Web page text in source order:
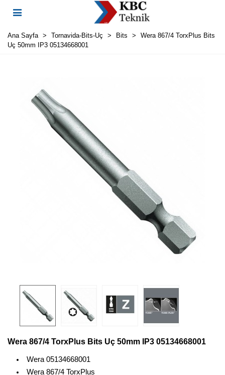
Ana Sayfa > Tornavida-Bits-Uç > Bits >
Wera 867/4 TorxPlus Bits
Uç 50mm IP3 05134668001
Wera 867/4 TorxPlus Bits Uç 50mm IP3 05134668001
Wera 05134668001
Wera 867/4 TorxPlus